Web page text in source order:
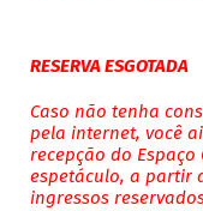
RESERVA ESGOTADA
Caso não tenha
pela internet, você
recepção do Espaço
espetáculo, a partir
ingressos